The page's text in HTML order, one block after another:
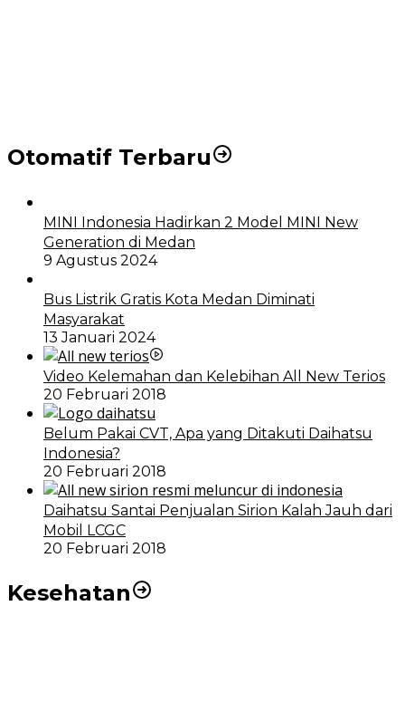
Otomatif Terbaru
MINI Indonesia Hadirkan 2 Model MINI New
Generation di Medan
9 Agustus 2024
Bus Listrik Gratis Kota Medan Diminati
Masyarakat
13 Januari 2024
Video Kelemahan dan Kelebihan All New Terios
20 Februari 2018
Belum Pakai CVT, Apa yang Ditakuti Daihatsu
Indonesia?
20 Februari 2018
Daihatsu Santai Penjualan Sirion Kalah Jauh dari
Mobil LCGC
20 Februari 2018
Kesehatan